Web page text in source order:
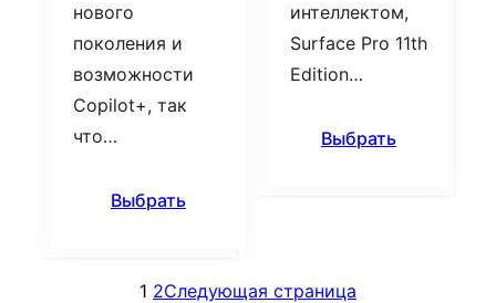
нового
поколения и
возможности
Copilot+, так
что…
Выбрать
интеллектом,
Surface Pro 11th
Edition…
Выбрать
1 2Следующая страница